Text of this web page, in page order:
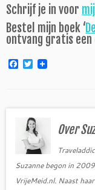
Schrijf je in voor
Bestel mijn boek ‘
ontvang gratis een
F
o
T
w
e
r
Over
Suzanne begon in
VrijeMeid.nl. Naast